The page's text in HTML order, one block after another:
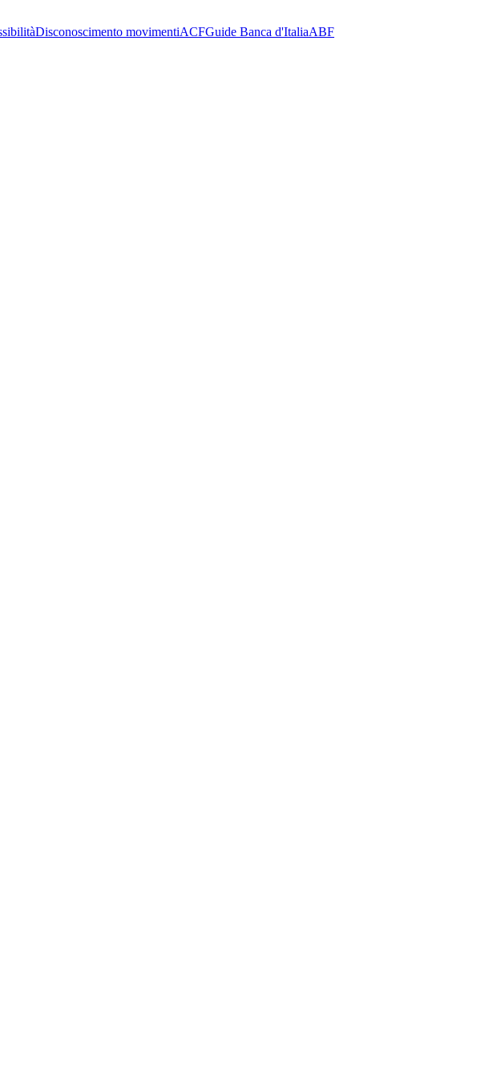
Disconoscimento movimentiACFGuide Banca d'ItaliaABF